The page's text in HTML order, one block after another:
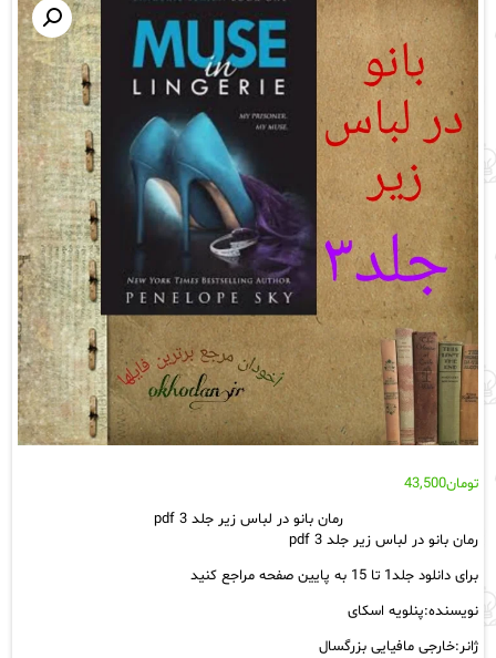
تومان43,500
رمان بانو در لباس زیر جلد 3 pdf
رمان بانو در لباس زیر جلد 3 pdf
برای دانلود جلد1 تا 15 به پایین صفحه مراجع کنید
نویسنده:پنلویه اسکای
ژانر:خارجی مافیایی بزرگسال